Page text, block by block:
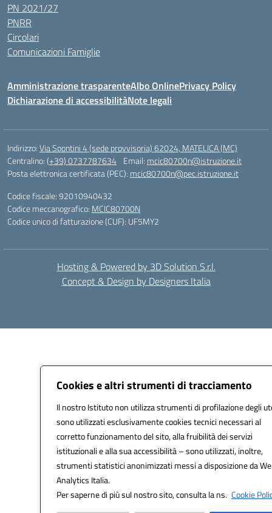
Cookies e altri strumenti di tracciamento
Il nostro Istituto non utilizza strumenti di profilazione degli
sono utilizzati esclusivamente cookies tecnici necessari al
corretto funzionamento del sito, alla fruibilità dei servizi
istituzionali e alla sua accessibilità – sono utilizzati, inoltre,
strumenti statistici anonimizzati messi a disposizione da
Analytics Italia.
Per saperne di più sul nostro sito, consulta la ns. Cookie
PN 2021/27
PNRR
Circolari
Comunicazioni Famiglie
Amministrazione trasparenteAlbo OnlinePrivacy Policy
Dichiarazione di accessibilitàNote legali
Indirizzo:Via Spontini 4 (sede provvisoria) 62024, MATELICA (MC)
Centralino:(+39) 0737787634 Email: mcic80700n@istruzione.it
Posta elettronica certificata (PEC): mcic80700n@pec.istruzione.it
Codice fiscale: 92010940432
Codice meccanografico: MCIC80700N
Codice unico di fatturazione (CUF): UF5MY2
Hosting & Powered by 3D Solution S.r.l.
Concept & Design by Designers Italia